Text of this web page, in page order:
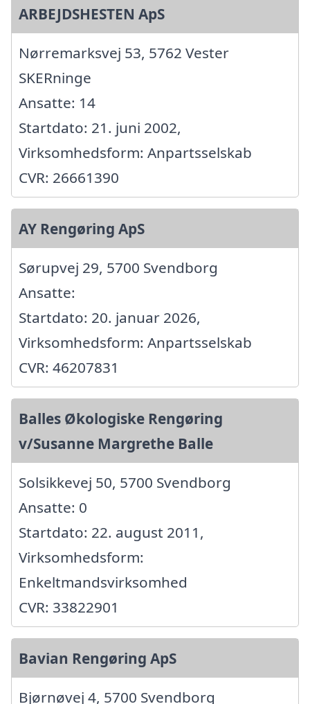
ARBEJDSHESTEN ApS
Nørremarksvej 53, 5762 Vester
SKERninge
Ansatte: 14
Startdato: 21. juni 2002,
Virksomhedsform: Anpartsselskab
CVR: 26661390
AY Rengøring ApS
Sørupvej 29, 5700 Svendborg
Ansatte:
Startdato: 20. januar 2026,
Virksomhedsform: Anpartsselskab
CVR: 46207831
Balles Økologiske Rengøring
v/Susanne Margrethe Balle
Solsikkevej 50, 5700 Svendborg
Ansatte: 0
Startdato: 22. august 2011,
Virksomhedsform:
Enkeltmandsvirksomhed
CVR: 33822901
Bavian Rengøring ApS
Bjørnøvej 4, 5700 Svendborg